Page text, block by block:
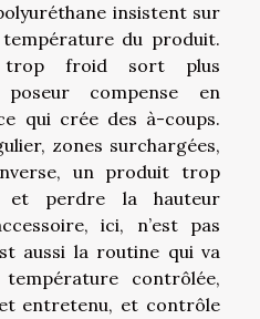
insistent sur
du produit.
trop froid sort plus
compense en
qui crée des à-coups.
zones surchargées,
un produit trop
et perdre la hauteur
ici, n’est pas
aussi la routine qui va
contrôlée,
entretenu, et contrôle